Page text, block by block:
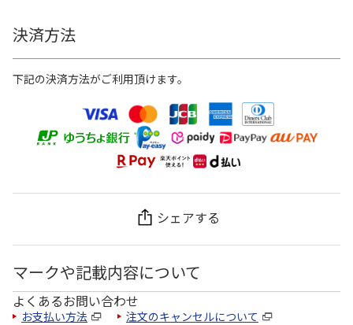
決済方法
下記の決済方法がご利用頂けます。
シェアする
マークや記載内容について
よくあるお問い合わせ
お支払い方法 注文のキャンセルについて